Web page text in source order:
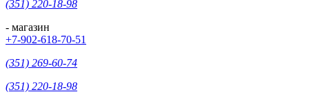
(351) 220-18-98
- магазин
+7-902-618-70-51
(351) 269-60-74
(351) 220-18-98